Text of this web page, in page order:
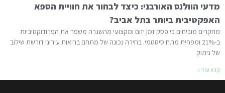
מדעי הוולנס האורבני: כיצד לבחור את חוויית הספא
האפקטיבית ביותר בתל אביב?
מחקרים מוכיחים כי פסק זמן יזום ומקצועי מהשגרה משפר את הפרודוקטיביות
ב-21% ומפחית מתח סיסטמי. בחירה נכונה של מתחם בריאות עירוני דורשת שילוב
של ניתוק
קרא עוד »